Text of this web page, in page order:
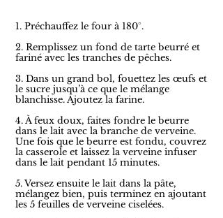
1. Préchauffez le four à 180°.
2. Remplissez un fond de tarte beurré et
fariné avec les tranches de pêches.
3. Dans un grand bol, fouettez les œufs et
le sucre jusqu’à ce que le mélange
blanchisse. Ajoutez la farine.
4. À feux doux, faites fondre le beurre
dans le lait avec la branche de verveine.
Une fois que le beurre est fondu, couvrez
la casserole et laissez la verveine infuser
dans le lait pendant 15 minutes.
5. Versez ensuite le lait dans la pâte,
mélangez bien, puis terminez en ajoutant
les 5 feuilles de verveine ciselées.